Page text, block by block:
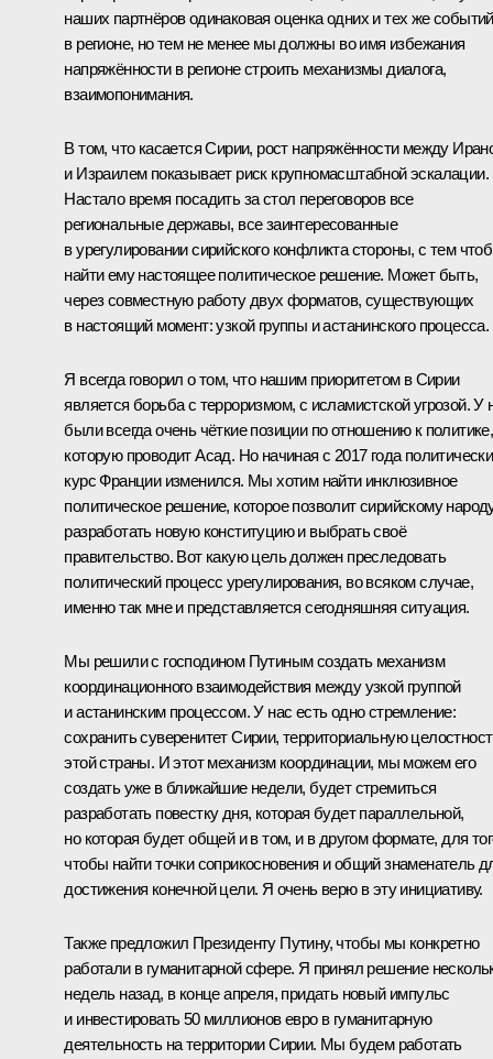
наших партнёров одинаковая оценка одних и тех же событий
в регионе, но тем не менее мы должны во имя избежания
напряжённости в регионе строить механизмы диалога,
взаимопонимания.
В том, что касается Сирии, рост напряжённости между
и Израилем показывает риск крупномасштабной эскалации.
Настало время посадить за стол переговоров все
региональные державы, все заинтересованные
в урегулировании сирийского конфликта стороны, с тем
найти ему настоящее политическое решение. Может быть,
через совместную работу двух форматов, существующих
в настоящий момент: узкой группы и астанинского процесса.
Я всегда говорил о том, что нашим приоритетом в Сирии
является борьба с терроризмом, с исламистской угрозой. У
были всегда очень чёткие позиции по отношению к политике,
которую проводитАсад. Но начиная с 2017 года
курс Франции изменился. Мы хотим найти инклюзивное
политическое решение, которое позволит сирийскому
разработать новую конституцию и выбрать своё
правительство. Вот какую цель должен преследовать
политический процесс урегулирования, во всяком случае,
именно так мне и представляется сегодняшняя ситуация.
Мы решили с господином Путиным создать механизм
координационного взаимодействия между узкой группой
и астанинским процессом. У нас есть одно стремление:
сохранить суверенитет Сирии, территориальную
этой страны. И этот механизм координации, мы можем его
создать уже в ближайшие недели, будет стремиться
разработать повестку дня, которая будет параллельной,
но которая будет общей и в том, и в другом формате, для
чтобы найти точки соприкосновения и общий знаменатель
достижения конечной цели. Я очень верю в эту инициативу.
Также предложил Президенту Путину, чтобы мы конкретно
работали в гуманитарной сфере. Я принял решение
недель назад, в конце апреля, придать новый импульс
и инвестировать 50 миллионов евро в гуманитарную
деятельность на территории Сирии. Мы будем работать